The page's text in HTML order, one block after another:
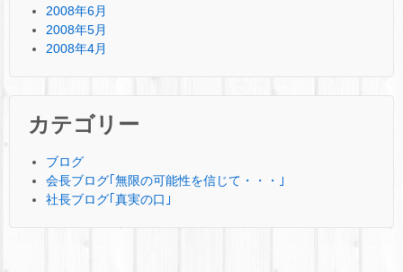
2008年6月
2008年5月
2008年4月
カテゴリー
ブログ
会長ブログ｢無限の可能性を信じて・・・｣
社長ブログ｢真実の口｣